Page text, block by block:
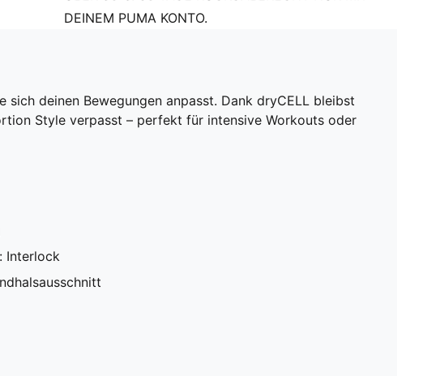
DEINEM PUMA KONTO.
sich deinen Bewegungen anpasst. Dank dryCELL bleibst
Style verpasst – perfekt für intensive Workouts oder
Interlock